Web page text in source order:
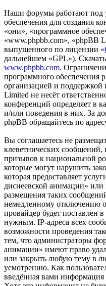
Наши форумы работают под
обеспечения для создания
«они», «программное
«www.phpbb.com», «phpBB
выпущенного по лицензии «
дальнейшем «GPL»).
www.phpbb.com.
программного обеспечения
организацией и
Limited не несёт
конференций определяет в
и/или поведения в них. За
phpBB обращайтесь по
Вы соглашаетесь не
клеветнических
призывов к национальной
которые могут нарушить
которая предоставляет
диснеевской анимации»
размещения таких
немедленному отключению
провайдер будет поставлен
нужным. IP-адреса всех
возможности проведения
тем, что администраторы
анимации» имеют право
или закрыть любую тему в
усмотрению. Как
введённая вами информация